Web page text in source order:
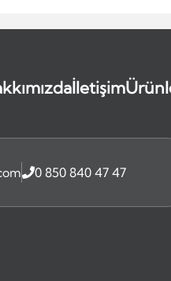
İletişim
0 850 840 47 47